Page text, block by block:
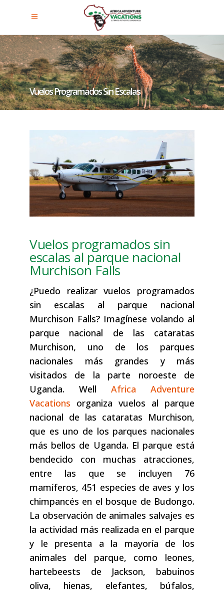
Vuelos Programados Sin Escalas
Vuelos programados sin
escalas al parque nacional
Murchison Falls
¿Puedo realizar vuelos programados
sin escalas al parque nacional
Murchison Falls? Imagínese volando al
parque nacional de las cataratas
Murchison, uno de los parques
nacionales más grandes y más
visitados de la parte noroeste de
Uganda. Well Africa Adventure
Vacations organiza vuelos al parque
nacional de las cataratas Murchison,
que es uno de los parques nacionales
más bellos de Uganda. El parque está
bendecido con muchas atracciones,
entre las que se incluyen 76
mamíferos, 451 especies de aves y los
chimpancés en el bosque de Budongo.
La observación de animales salvajes es
la actividad más realizada en el parque
y le presenta a la mayoría de los
animales del parque, como leones,
hartebeests de Jackson, babuinos
oliva, hienas, elefantes, búfalos,